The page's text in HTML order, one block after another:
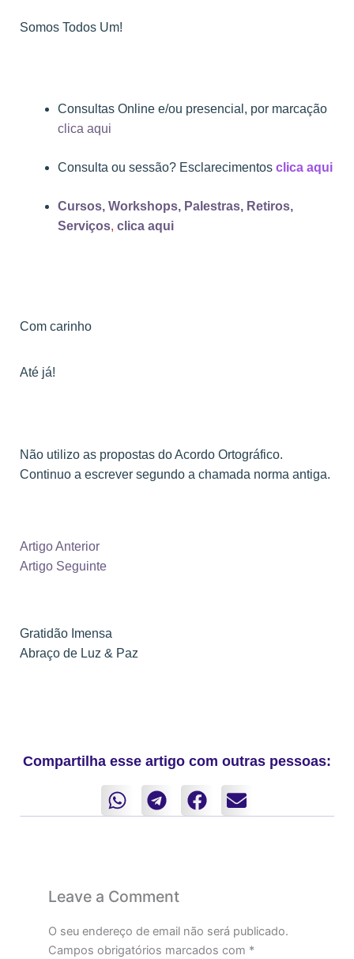
Somos Todos Um!
Consultas Online e/ou presencial, por marcação
clica aqui
Consulta ou sessão? Esclarecimentos clica aqui
Cursos, Workshops, Palestras, Retiros,
Serviços, clica aqui
Com carinho
Até já!
Não utilizo as propostas do Acordo Ortográfico.
Continuo a escrever segundo a chamada norma antiga.
Artigo Anterior
Artigo Seguinte
Gratidão Imensa
Abraço de Luz & Paz
Compartilha esse artigo com outras pessoas:
Leave a Comment
O seu endereço de email não será publicado.
Campos obrigatórios marcados com *